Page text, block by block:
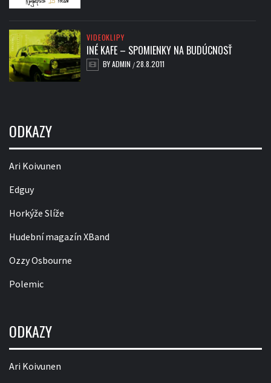
VIDEOKLIPY
INÉ KAFE – SPOMIENKY NA BUDÚCNOSŤ
BYADMIN /28.8.2011
ODKAZY
Ari Koivunen
Edguy
Horkýže Slíže
Hudební magazín XBand
Ozzy Osbourne
Polemic
ODKAZY
Ari Koivunen